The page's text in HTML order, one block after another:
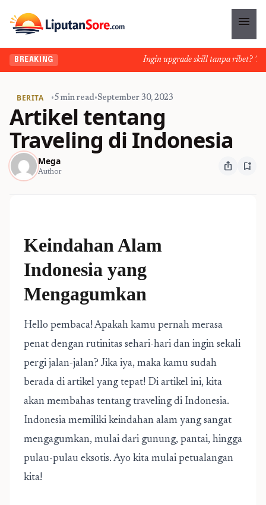
menu
BREAKING Ingin upgrade skill tanpa ribet?
BERITA •5 min read•September 30, 2023
Artikel tentang
Traveling di Indonesia
Mega
Author ios_share bookmark_add
Keindahan Alam
Indonesia yang
Mengagumkan
Hello pembaca! Apakah kamu pernah merasa
penat dengan rutinitas sehari-hari dan ingin sekali
pergi jalan-jalan? Jika iya, maka kamu sudah
berada di artikel yang tepat! Di artikel ini, kita
akan membahas tentang traveling di Indonesia.
Indonesia memiliki keindahan alam yang sangat
mengagumkan, mulai dari gunung, pantai, hingga
pulau-pulau eksotis. Ayo kita mulai petualangan
kita!